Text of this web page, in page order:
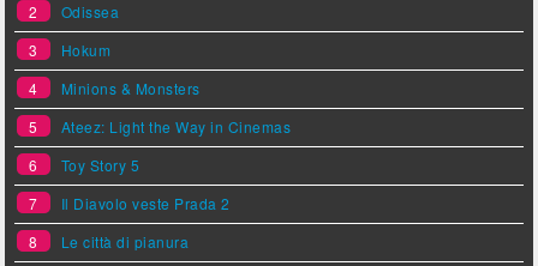
2
Odissea
3
Hokum
4
Minions & Monsters
5
Ateez: Light the Way in Cinemas
6
Toy Story 5
7
Il Diavolo veste Prada 2
8
Le città di pianura